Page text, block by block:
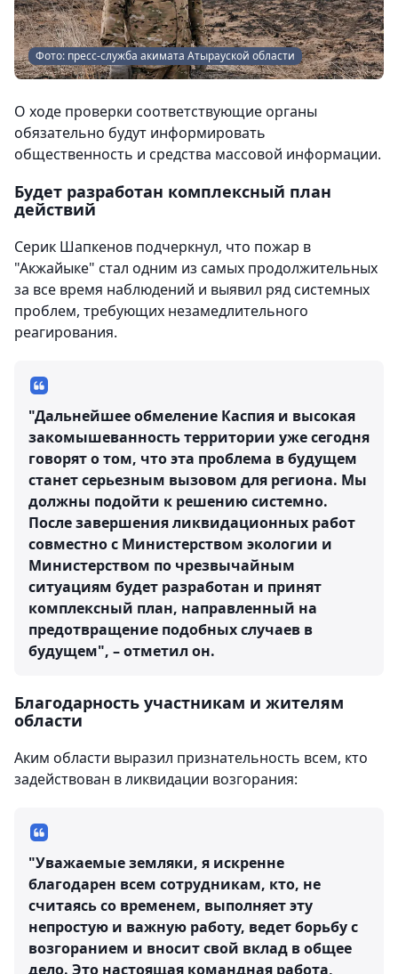
Фото: пресс-служба акимата Атырауской области
О ходе проверки соответствующие органы
обязательно будут информировать
общественность и средства массовой информации.
Будет разработан комплексный план
действий
Серик Шапкенов подчеркнул, что пожар в
"Акжайыке" стал одним из самых продолжительных
за все время наблюдений и выявил ряд системных
проблем, требующих незамедлительного
реагирования.
"Дальнейшее обмеление Каспия и высокая
закомышеванность территории уже сегодня
говорят о том, что эта проблема в будущем
станет серьезным вызовом для региона. Мы
должны подойти к решению системно.
После завершения ликвидационных работ
совместно с Министерством экологии и
Министерством по чрезвычайным
ситуациям будет разработан и принят
комплексный план, направленный на
предотвращение подобных случаев в
будущем", – отметил он.
Благодарность участникам и жителям
области
Аким области выразил признательность всем, кто
задействован в ликвидации возгорания:
"Уважаемые земляки, я искренне
благодарен всем сотрудникам, кто, не
считаясь со временем, выполняет эту
непростую и важную работу, ведет борьбу с
возгоранием и вносит свой вклад в общее
дело. Это настоящая командная работа,